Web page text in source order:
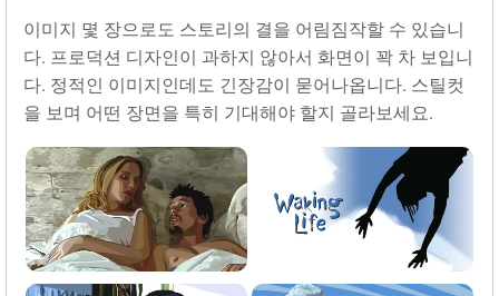
이미지 몇 장으로도 스토리의 결을 어림짐작할 수 있습니
다. 프로덕션 디자인이 과하지 않아서 화면이 꽉 차 보입니
다. 정적인 이미지인데도 긴장감이 묻어나옵니다. 스틸컷
을 보며 어떤 장면을 특히 기대해야 할지 골라보세요.